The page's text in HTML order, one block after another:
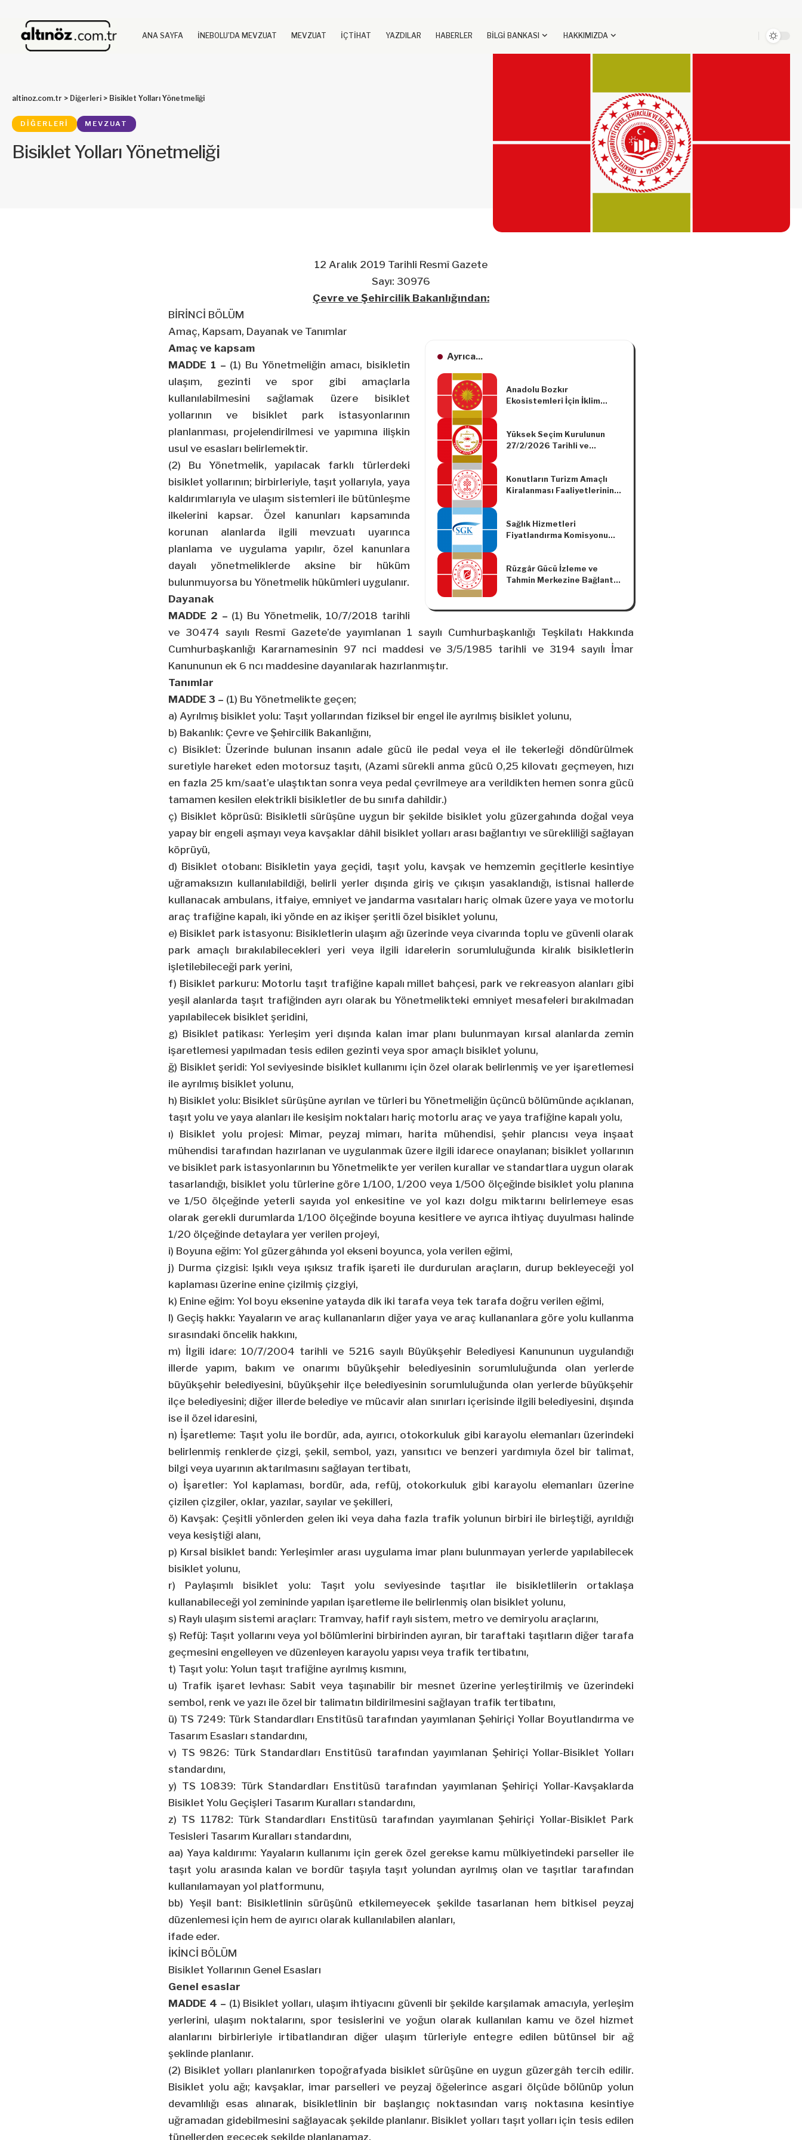
ANA SAYFA İNEBOLU’DA MEVZUAT MEVZUAT İÇTİHAT YAZDILAR HABERLER BİLGİ BANKASI HAKKIMIZDA
altinoz.com.tr > Diğerleri > Bisiklet Yolları Yönetmeliği
DIĞERLERI MEVZUAT
Bisiklet Yolları Yönetmeliği
12 Aralık 2019 Tarihli Resmî Gazete
Sayı: 30976
Çevre ve Şehircilik Bakanlığından:
BİRİNCİ BÖLÜM
Amaç, Kapsam, Dayanak ve Tanımlar
Ayrıca...
Anadolu Bozkır
Ekosistemleri İçin İklim
Belgesi (2022-2036) ile
İlgili 2022/8 Sayılı
Yüksek Seçim Kurulunun
27/2/2026 Tarihli ve
Konutların Turizm Amaçlı
Kiralanması Faaliyetlerinin
Sağlık Hizmetleri
Fiyatlandırma Komisyonu
Rüzgâr Gücü İzleme ve
Tahmin Merkezine Bağlantı
Amaç ve kapsam
MADDE 1 – (1) Bu Yönetmeliğin amacı, bisikletin
ulaşım, gezinti ve spor gibi amaçlarla
kullanılabilmesini sağlamak üzere bisiklet
yollarının ve bisiklet park istasyonlarının
planlanması, projelendirilmesi ve yapımına ilişkin
usul ve esasları belirlemektir.
(2) Bu Yönetmelik, yapılacak farklı türlerdeki
bisiklet yollarının; birbirleriyle, taşıt yollarıyla, yaya
kaldırımlarıyla ve ulaşım sistemleri ile bütünleşme
ilkelerini kapsar. Özel kanunları kapsamında
korunan alanlarda ilgili mevzuatı uyarınca
planlama ve uygulama yapılır, özel kanunlara
dayalı yönetmeliklerde aksine bir hüküm
bulunmuyorsa bu Yönetmelik hükümleri uygulanır.
Dayanak
MADDE 2 – (1) Bu Yönetmelik, 10/7/2018 tarihli
ve 30474 sayılı Resmî Gazete’de yayımlanan 1 sayılı Cumhurbaşkanlığı Teşkilatı Hakkında
Cumhurbaşkanlığı Kararnamesinin 97 nci maddesi ve 3/5/1985 tarihli ve 3194 sayılı İmar
Kanununun ek 6 ncı maddesine dayanılarak hazırlanmıştır.
Tanımlar
MADDE 3 – (1) Bu Yönetmelikte geçen;
a) Ayrılmış bisiklet yolu: Taşıt yollarından fiziksel bir engel ile ayrılmış bisiklet yolunu,
b) Bakanlık: Çevre ve Şehircilik Bakanlığını,
c) Bisiklet: Üzerinde bulunan insanın adale gücü ile pedal veya el ile tekerleği döndürülmek
suretiyle hareket eden motorsuz taşıtı, (Azami sürekli anma gücü 0,25 kilovatı geçmeyen, hızı
en fazla 25 km/saat’e ulaştıktan sonra veya pedal çevrilmeye ara verildikten hemen sonra gücü
tamamen kesilen elektrikli bisikletler de bu sınıfa dahildir.)
ç) Bisiklet köprüsü: Bisikletli sürüşüne uygun bir şekilde bisiklet yolu güzergahında doğal veya
yapay bir engeli aşmayı veya kavşaklar dâhil bisiklet yolları arası bağlantıyı ve sürekliliği sağlayan
köprüyü,
d) Bisiklet otobanı: Bisikletin yaya geçidi, taşıt yolu, kavşak ve hemzemin geçitlerle kesintiye
uğramaksızın kullanılabildiği, belirli yerler dışında giriş ve çıkışın yasaklandığı, istisnai hallerde
kullanacak ambulans, itfaiye, emniyet ve jandarma vasıtaları hariç olmak üzere yaya ve motorlu
araç trafiğine kapalı, iki yönde en az ikişer şeritli özel bisiklet yolunu,
e) Bisiklet park istasyonu: Bisikletlerin ulaşım ağı üzerinde veya civarında toplu ve güvenli olarak
park amaçlı bırakılabilecekleri yeri veya ilgili idarelerin sorumluluğunda kiralık bisikletlerin
işletilebileceği park yerini,
f) Bisiklet parkuru: Motorlu taşıt trafiğine kapalı millet bahçesi, park ve rekreasyon alanları gibi
yeşil alanlarda taşıt trafiğinden ayrı olarak bu Yönetmelikteki emniyet mesafeleri bırakılmadan
yapılabilecek bisiklet şeridini,
g) Bisiklet patikası: Yerleşim yeri dışında kalan imar planı bulunmayan kırsal alanlarda zemin
işaretlemesi yapılmadan tesis edilen gezinti veya spor amaçlı bisiklet yolunu,
ğ) Bisiklet şeridi: Yol seviyesinde bisiklet kullanımı için özel olarak belirlenmiş ve yer işaretlemesi
ile ayrılmış bisiklet yolunu,
h) Bisiklet yolu: Bisiklet sürüşüne ayrılan ve türleri bu Yönetmeliğin üçüncü bölümünde açıklanan,
taşıt yolu ve yaya alanları ile kesişim noktaları hariç motorlu araç ve yaya trafiğine kapalı yolu,
ı) Bisiklet yolu projesi: Mimar, peyzaj mimarı, harita mühendisi, şehir plancısı veya inşaat
mühendisi tarafından hazırlanan ve uygulanmak üzere ilgili idarece onaylanan; bisiklet yollarının
ve bisiklet park istasyonlarının bu Yönetmelikte yer verilen kurallar ve standartlara uygun olarak
tasarlandığı, bisiklet yolu türlerine göre 1/100, 1/200 veya 1/500 ölçeğinde bisiklet yolu planına
ve 1/50 ölçeğinde yeterli sayıda yol enkesitine ve yol kazı dolgu miktarını belirlemeye esas
olarak gerekli durumlarda 1/100 ölçeğinde boyuna kesitlere ve ayrıca ihtiyaç duyulması halinde
1/20 ölçeğinde detaylara yer verilen projeyi,
i) Boyuna eğim: Yol güzergâhında yol ekseni boyunca, yola verilen eğimi,
j) Durma çizgisi: Işıklı veya ışıksız trafik işareti ile durdurulan araçların, durup bekleyeceği yol
kaplaması üzerine enine çizilmiş çizgiyi,
k) Enine eğim: Yol boyu eksenine yatayda dik iki tarafa veya tek tarafa doğru verilen eğimi,
l) Geçiş hakkı: Yayaların ve araç kullananların diğer yaya ve araç kullananlara göre yolu kullanma
sırasındaki öncelik hakkını,
m) İlgili idare: 10/7/2004 tarihli ve 5216 sayılı Büyükşehir Belediyesi Kanununun uygulandığı
illerde yapım, bakım ve onarımı büyükşehir belediyesinin sorumluluğunda olan yerlerde
büyükşehir belediyesini, büyükşehir ilçe belediyesinin sorumluluğunda olan yerlerde büyükşehir
ilçe belediyesini; diğer illerde belediye ve mücavir alan sınırları içerisinde ilgili belediyesini, dışında
ise il özel idaresini,
n) İşaretleme: Taşıt yolu ile bordür, ada, ayırıcı, otokorkuluk gibi karayolu elemanları üzerindeki
belirlenmiş renklerde çizgi, şekil, sembol, yazı, yansıtıcı ve benzeri yardımıyla özel bir talimat,
bilgi veya uyarının aktarılmasını sağlayan tertibatı,
o) İşaretler: Yol kaplaması, bordür, ada, refüj, otokorkuluk gibi karayolu elemanları üzerine
çizilen çizgiler, oklar, yazılar, sayılar ve şekilleri,
ö) Kavşak: Çeşitli yönlerden gelen iki veya daha fazla trafik yolunun birbiri ile birleştiği, ayrıldığı
veya kesiştiği alanı,
p) Kırsal bisiklet bandı: Yerleşimler arası uygulama imar planı bulunmayan yerlerde yapılabilecek
bisiklet yolunu,
r) Paylaşımlı bisiklet yolu: Taşıt yolu seviyesinde taşıtlar ile bisikletlilerin ortaklaşa
kullanabileceği yol zemininde yapılan işaretleme ile belirlenmiş olan bisiklet yolunu,
s) Raylı ulaşım sistemi araçları: Tramvay, hafif raylı sistem, metro ve demiryolu araçlarını,
ş) Refüj: Taşıt yollarını veya yol bölümlerini birbirinden ayıran, bir taraftaki taşıtların diğer tarafa
geçmesini engelleyen ve düzenleyen karayolu yapısı veya trafik tertibatını,
t) Taşıt yolu: Yolun taşıt trafiğine ayrılmış kısmını,
u) Trafik işaret levhası: Sabit veya taşınabilir bir mesnet üzerine yerleştirilmiş ve üzerindeki
sembol, renk ve yazı ile özel bir talimatın bildirilmesini sağlayan trafik tertibatını,
ü) TS 7249: Türk Standardları Enstitüsü tarafından yayımlanan Şehiriçi Yollar Boyutlandırma ve
Tasarım Esasları standardını,
v) TS 9826: Türk Standardları Enstitüsü tarafından yayımlanan Şehiriçi Yollar-Bisiklet Yolları
standardını,
y) TS 10839: Türk Standardları Enstitüsü tarafından yayımlanan Şehiriçi Yollar-Kavşaklarda
Bisiklet Yolu Geçişleri Tasarım Kuralları standardını,
z) TS 11782: Türk Standardları Enstitüsü tarafından yayımlanan Şehiriçi Yollar-Bisiklet Park
Tesisleri Tasarım Kuralları standardını,
aa) Yaya kaldırımı: Yayaların kullanımı için gerek özel gerekse kamu mülkiyetindeki parseller ile
taşıt yolu arasında kalan ve bordür taşıyla taşıt yolundan ayrılmış olan ve taşıtlar tarafından
kullanılamayan yol platformunu,
bb) Yeşil bant: Bisikletlinin sürüşünü etkilemeyecek şekilde tasarlanan hem bitkisel peyzaj
düzenlemesi için hem de ayırıcı olarak kullanılabilen alanları,
ifade eder.
İKİNCİ BÖLÜM
Bisiklet Yollarının Genel Esasları
Genel esaslar
MADDE 4 – (1) Bisiklet yolları, ulaşım ihtiyacını güvenli bir şekilde karşılamak amacıyla, yerleşim
yerlerini, ulaşım noktalarını, spor tesislerini ve yoğun olarak kullanılan kamu ve özel hizmet
alanlarını birbirleriyle irtibatlandıran diğer ulaşım türleriyle entegre edilen bütünsel bir ağ
şeklinde planlanır.
(2) Bisiklet yolları planlanırken topoğrafyada bisiklet sürüşüne en uygun güzergâh tercih edilir.
Bisiklet yolu ağı; kavşaklar, imar parselleri ve peyzaj öğelerince asgari ölçüde bölünüp yolun
devamlılığı esas alınarak, bisikletlinin bir başlangıç noktasından varış noktasına kesintiye
uğramadan gidebilmesini sağlayacak şekilde planlanır. Bisiklet yolları taşıt yolları için tesis edilen
tünellerden geçecek şekilde planlanamaz.